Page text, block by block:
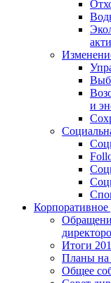
и
Корпоративное
Итоги
Планы на
Общее